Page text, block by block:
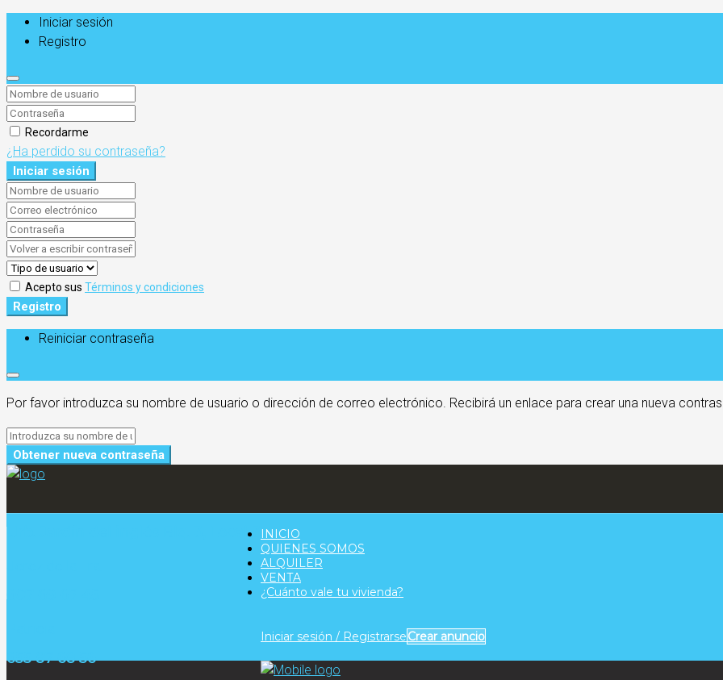
Iniciar sesión
Registro
Recordarme
¿Ha perdido su contraseña?
Iniciar sesión
Acepto sus Términos y condiciones
Registro
Reiniciar contraseña
Por favor introduzca su nombre de usuario o dirección de correo electrónico. Recibirá un enlace para crear una nueva
Obtener nueva contraseña
Urb. Jardín del inglés Blq. 3, Local 3
607 69 67 45
655 87 68 56
INICIO
QUIENES SOMOS
ALQUILER
VENTA
¿Cuánto vale tu vivienda?
Iniciar sesión / RegistrarseCrear anuncio